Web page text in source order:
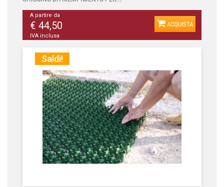
A partire da
€ 44,50
IVA inclusa
ACQUISTA
Saldi!